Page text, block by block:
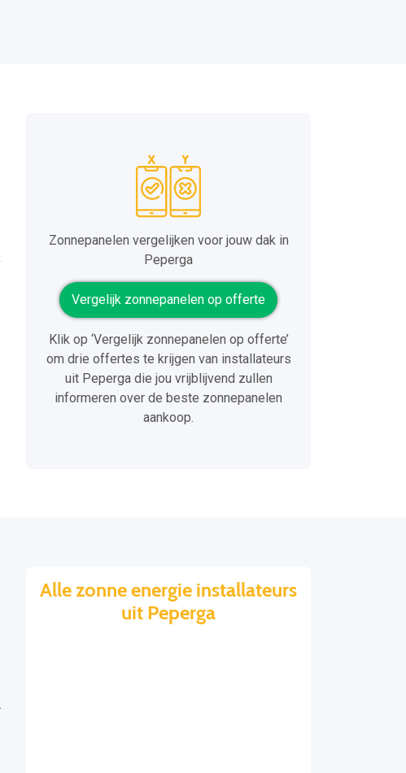
Zonnepanelen vergelijken voor jouw dak in
Peperga
Vergelijk zonnepanelen op offerte
Klik op ‘Vergelijk zonnepanelen op offerte’
om drie offertes te krijgen van installateurs
uit Peperga die jou vrijblijvend zullen
informeren over de beste zonnepanelen
aankoop.
Alle zonne energie installateurs
uit Peperga